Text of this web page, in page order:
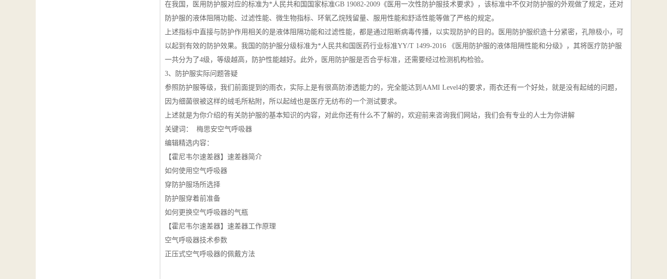
在我国，医用防护服对应的标准为*人民共和国国家标准GB 19082-2009《医用一次性防护服技术要求》，该标准中不仅对防护服的外观做了规定，还对
防护服的液体阻隔功能、过滤性能、微生物指标、环氧乙烷残留量、服用性能和舒适性能等做了严格的规定。
上述指标中直接与防护作用相关的是液体阻隔功能和过滤性能，都是通过阻断病毒传播，以实现防护的目的。医用防护服织造十分紧密，孔隙极小，可
以起到有效的防护效果。我国的防护服分级标准为*人民共和国医药行业标准YY/T 1499-2016 《医用防护服的液体阻隔性能和分级》，其将医疗防护服
一共分为了4级，等级越高，防护性能越好。此外，医用防护服是否合乎标准，还需要经过检测机构检验。
3、防护服实际问题答疑
参照防护服等级，我们前面提到的雨衣，实际上是有很高防渗透能力的，完全能达到AAMI Level4的要求，雨衣还有一个好处，就是没有起绒的问题，
因为细菌很被这样的绒毛所粘附，所以起绒也是医疗无纺布的一个测试要求。
上述就是为你介绍的有关防护服的基本知识的内容，对此你还有什么不了解的，欢迎前来咨询我们网站，我们会有专业的人士为你讲解
关键词： 梅思安空气呼吸器
编辑精选内容：
【霍尼韦尔速差器】速差器简介
如何使用空气呼吸器
穿防护服场所选择
防护服穿着前准备
如何更换空气呼吸器的气瓶
【霍尼韦尔速差器】速差器工作原理
空气呼吸器技术参数
正压式空气呼吸器的佩戴方法